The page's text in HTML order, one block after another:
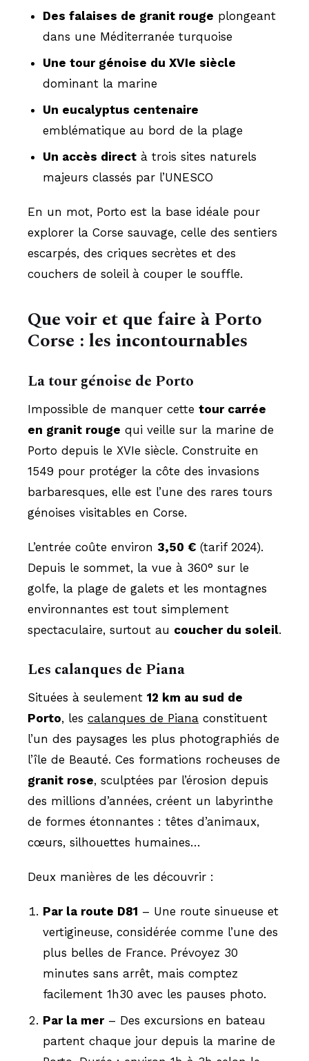
Des falaises de granit rouge plongeant
dans une Méditerranée turquoise
Une tour génoise du XVIe siècle
dominant la marine
Un eucalyptus centenaire
emblématique au bord de la plage
Un accès direct à trois sites naturels
majeurs classés par l’UNESCO
En un mot, Porto est la base idéale pour
explorer la Corse sauvage, celle des sentiers
escarpés, des criques secrètes et des
couchers de soleil à couper le souffle.
Que voir et que faire à Porto
Corse : les incontournables
La tour génoise de Porto
Impossible de manquer cette tour carrée
en granit rouge qui veille sur la marine de
Porto depuis le XVIe siècle. Construite en
1549 pour protéger la côte des invasions
barbaresques, elle est l’une des rares tours
génoises visitables en Corse.
L’entrée coûte environ 3,50 € (tarif 2024).
Depuis le sommet, la vue à 360° sur le
golfe, la plage de galets et les montagnes
environnantes est tout simplement
spectaculaire, surtout au coucher du soleil.
Les calanques de Piana
Situées à seulement 12 km au sud de
Porto, les calanques de Piana constituent
l’un des paysages les plus photographiés de
l’île de Beauté. Ces formations rocheuses de
granit rose, sculptées par l’érosion depuis
des millions d’années, créent un labyrinthe
de formes étonnantes : têtes d’animaux,
cœurs, silhouettes humaines…
Deux manières de les découvrir :
Par la route D81 – Une route sinueuse et
vertigineuse, considérée comme l’une des
plus belles de France. Prévoyez 30
minutes sans arrêt, mais comptez
facilement 1h30 avec les pauses photo.
Par la mer– Des excursions en bateau
partent chaque jour depuis la marine de